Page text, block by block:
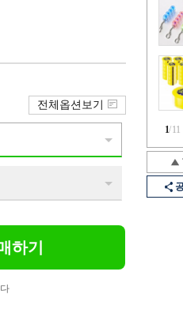
1/11
전체옵션보기
하기